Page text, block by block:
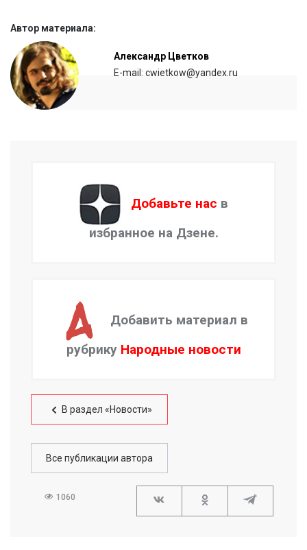
Автор материала:
Александр Цветков
E-mail: cwietkow@yandex.ru
Добавьте нас в
избранное на Дзене.
Добавить материал в
рубрику Народные новости
В раздел «Новости»
Все публикации автора
1060